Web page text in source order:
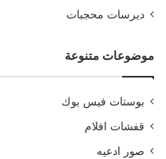
ديرسات محجبات
موضوعات متنوعة
بوستات فيس بوك
قفشات افلام
صور ادعيه